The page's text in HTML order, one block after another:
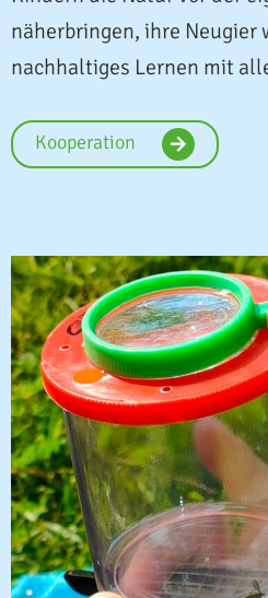
näherbringen, ihre Neugier
nachhaltiges Lernen mit
Kooperation